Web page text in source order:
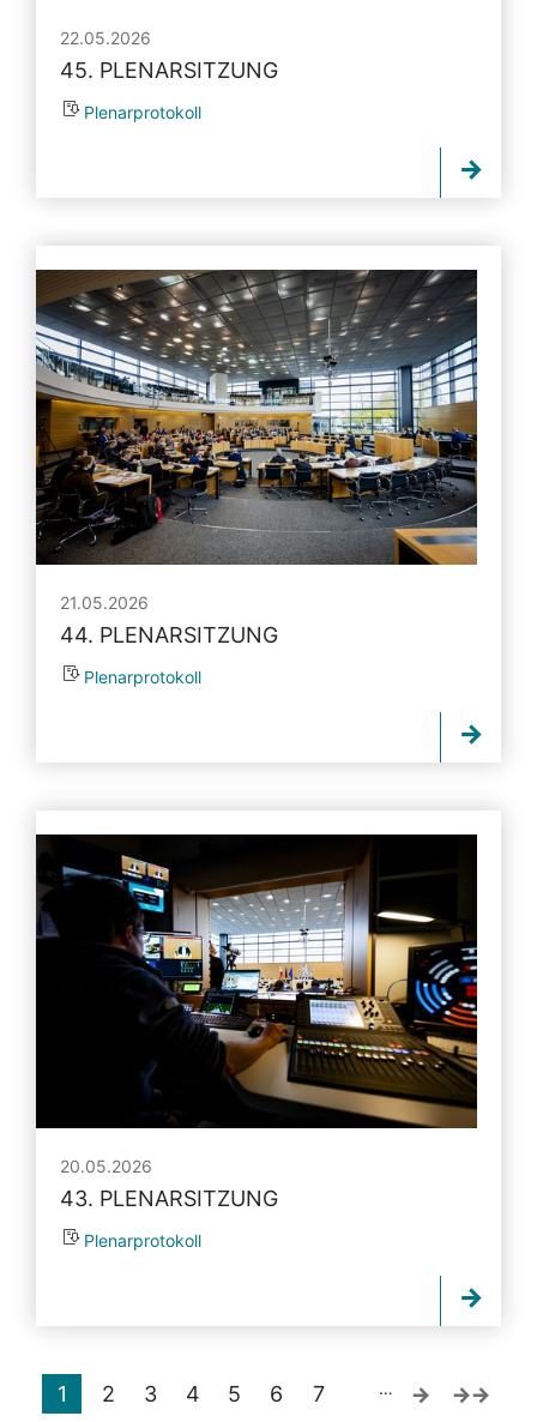
22.05.2026
45. PLENARSITZUNG
Plenarprotokoll
21.05.2026
44. PLENARSITZUNG
Plenarprotokoll
20.05.2026
43. PLENARSITZUNG
Plenarprotokoll
1 2 3 4 5 6 7 …